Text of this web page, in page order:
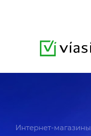
Интернет-магазины